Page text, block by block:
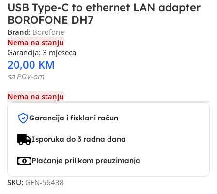
USB Type-C to ethernet LAN adapter
BOROFONE DH7
Brand: Borofone
Nema na stanju
Garancija: 3 mjeseca
20,00 KM
sa PDV-om
Nema na stanju
Garancija i fisklani račun
Isporuka do 3 radna dana
Plaćanje prilikom preuzimanja
SKU: GEN-56438